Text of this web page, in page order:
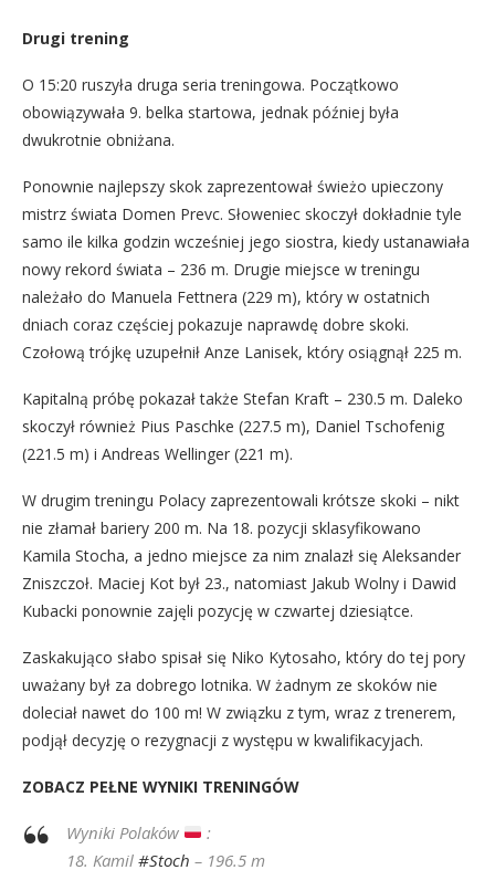
Drugi trening
O 15:20 ruszyła druga seria treningowa. Początkowo
obowiązywała 9. belka startowa, jednak później była
dwukrotnie obniżana.
Ponownie najlepszy skok zaprezentował świeżo upieczony
mistrz świata Domen Prevc. Słoweniec skoczył dokładnie tyle
samo ile kilka godzin wcześniej jego siostra, kiedy ustanawiała
nowy rekord świata – 236 m. Drugie miejsce w treningu
należało do Manuela Fettnera (229 m), który w ostatnich
dniach coraz częściej pokazuje naprawdę dobre skoki.
Czołową trójkę uzupełnił Anze Lanisek, który osiągnął 225 m.
Kapitalną próbę pokazał także Stefan Kraft – 230.5 m. Daleko
skoczył również Pius Paschke (227.5 m), Daniel Tschofenig
(221.5 m) i Andreas Wellinger (221 m).
W drugim treningu Polacy zaprezentowali krótsze skoki – nikt
nie złamał bariery 200 m. Na 18. pozycji sklasyfikowano
Kamila Stocha, a jedno miejsce za nim znalazł się Aleksander
Zniszczoł. Maciej Kot był 23., natomiast Jakub Wolny i Dawid
Kubacki ponownie zajęli pozycję w czwartej dziesiątce.
Zaskakująco słabo spisał się Niko Kytosaho, który do tej pory
uważany był za dobrego lotnika. W żadnym ze skoków nie
doleciał nawet do 100 m! W związku z tym, wraz z trenerem,
podjął decyzję o rezygnacji z występu w kwalifikacyjach.
ZOBACZ PEŁNE WYNIKI TRENINGÓW
Wyniki Polaków
:
18. Kamil #Stoch – 196.5 m